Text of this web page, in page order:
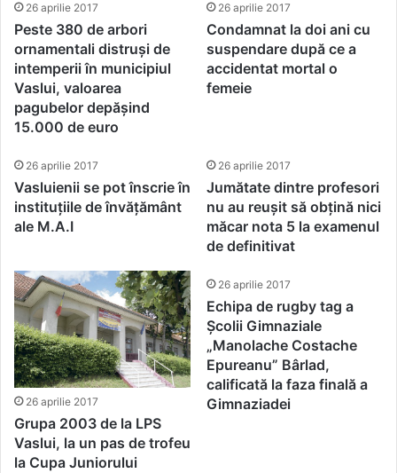
26 aprilie 2017
Peste 380 de arbori
ornamentali distruși de
intemperii în municipiul
Vaslui, valoarea
pagubelor depășind
15.000 de euro
26 aprilie 2017
Condamnat la doi ani cu
suspendare după ce a
accidentat mortal o
femeie
26 aprilie 2017
Vasluienii se pot înscrie în
instituțiile de învățământ
ale M.A.I
26 aprilie 2017
Jumătate dintre profesori
nu au reușit să obțină nici
măcar nota 5 la examenul
de definitivat
26 aprilie 2017
Grupa 2003 de la LPS
Vaslui, la un pas de trofeu
la Cupa Juniorului
26 aprilie 2017
Echipa de rugby tag a
Școlii Gimnaziale
„Manolache Costache
Epureanu” Bârlad,
calificată la faza finală a
Gimnaziadei